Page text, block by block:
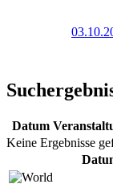
Datum
Keine Ergebnisse